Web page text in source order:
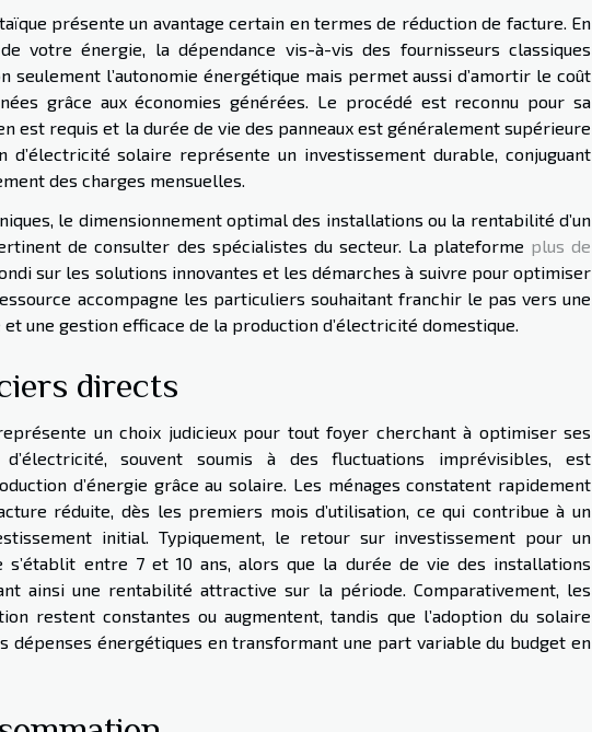
présente un avantage certain en termes de réduction de facture. En
votre énergie, la dépendance vis-à-vis des fournisseurs classiques
seulement l’autonomie énergétique mais permet aussi d’amortir le coût
grâce aux économies générées. Le procédé est reconnu pour sa
est requis et la durée de vie des panneaux est généralement supérieure
d’électricité solaire représente un investissement durable, conjuguant
des charges mensuelles.
le dimensionnement optimal des installations ou la rentabilité d’un
de consulter des spécialistes du secteur. La plateforme plus de
sur les solutions innovantes et les démarches à suivre pour optimiser
accompagne les particuliers souhaitant franchir le pas vers une
une gestion efficace de la production d’électricité domestique.
directs
un choix judicieux pour tout foyer cherchant à optimiser ses
souvent soumis à des fluctuations imprévisibles, est
d’énergie grâce au solaire. Les ménages constatent rapidement
réduite, dès les premiers mois d’utilisation, ce qui contribue à un
initial. Typiquement, le retour sur investissement pour un
s’établit entre 7 et 10 ans, alors que la durée de vie des installations
ainsi une rentabilité attractive sur la période. Comparativement, les
restent constantes ou augmentent, tandis que l’adoption du solaire
énergétiques en transformant une part variable du budget en